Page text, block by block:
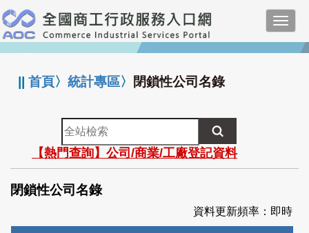
跳
到
主
要
:::
||首頁〉統計專區〉 閉鎖性公司名錄
全
站
檢
索
【熱門查詢】公司/商業/工廠登記資料
閉鎖性公司名錄
資料更新頻率：即時